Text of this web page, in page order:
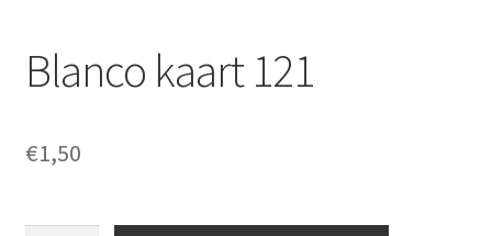
Blanco kaart 121
€1,50